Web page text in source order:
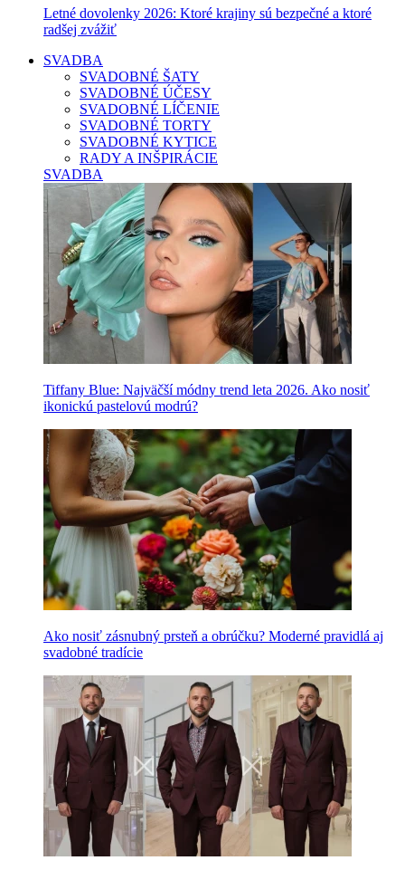
Letné dovolenky 2026: Ktoré krajiny sú bezpečné a ktoré
radšej zvážiť
SVADBA
SVADOBNÉ ŠATY
SVADOBNÉ ÚČESY
SVADOBNÉ LÍČENIE
SVADOBNÉ TORTY
SVADOBNÉ KYTICE
RADY A INŠPIRÁCIE
SVADBA
Tiffany Blue: Najväčší módny trend leta 2026. Ako nosiť
ikonickú pastelovú modrú?
Ako nosiť zásnubný prsteň a obrúčku? Moderné pravidlá aj
svadobné tradície